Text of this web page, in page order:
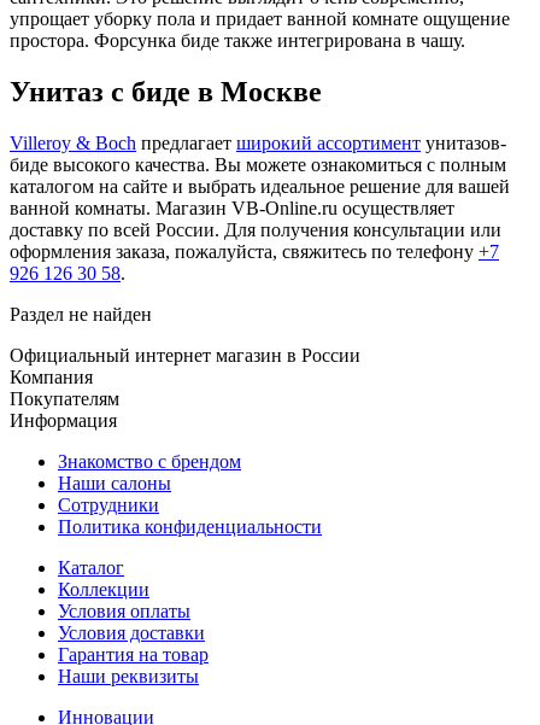
упрощает уборку пола и придает ванной комнате ощущение
простора. Форсунка биде также интегрирована в чашу.
Унитаз с биде в Москве
Villeroy & Boch предлагает широкий ассортимент унитазов-
биде высокого качества. Вы можете ознакомиться с полным
каталогом на сайте и выбрать идеальное решение для вашей
ванной комнаты. Магазин VB-Online.ru осуществляет
доставку по всей России. Для получения консультации или
оформления заказа, пожалуйста, свяжитесь по телефону +7
926 126 30 58.
Раздел не найден
Официальный интернет магазин в России
Компания
Покупателям
Информация
Знакомство с брендом
Наши салоны
Сотрудники
Политика конфиденциальности
Каталог
Коллекции
Условия оплаты
Условия доставки
Гарантия на товар
Наши реквизиты
Инновации